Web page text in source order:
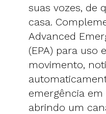
suas vozes, de
casa.
Advanced
(EPA) para uso
movimento,
emergência em
abrindo um